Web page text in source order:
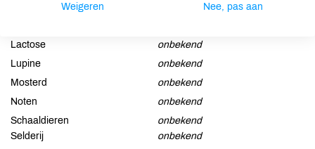
Lactose
onbekend
Lupine
onbekend
Mosterd
onbekend
Noten
onbekend
Schaaldieren
onbekend
Selderij
onbekend
Weigeren Nee, pas aan